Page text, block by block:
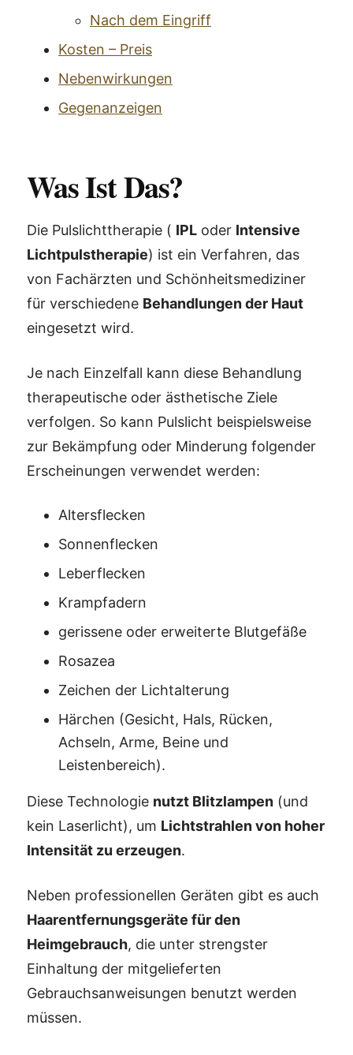
Nach dem Eingriff
Kosten – Preis
Nebenwirkungen
Gegenanzeigen
Was Ist Das?
Die Pulslichttherapie ( IPL oder Intensive
Lichtpulstherapie) ist ein Verfahren, das
von Fachärzten und Schönheitsmediziner
für verschiedene Behandlungen der Haut
eingesetzt wird.
Je nach Einzelfall kann diese Behandlung
therapeutische oder ästhetische Ziele
verfolgen. So kann Pulslicht beispielsweise
zur Bekämpfung oder Minderung folgender
Erscheinungen verwendet werden:
Altersflecken
Sonnenflecken
Leberflecken
Krampfadern
gerissene oder erweiterte Blutgefäße
Rosazea
Zeichen der Lichtalterung
Härchen (Gesicht, Hals, Rücken,
Achseln, Arme, Beine und
Leistenbereich).
Diese Technologie nutzt Blitzlampen (und
kein Laserlicht), um Lichtstrahlen von hoher
Intensität zu erzeugen.
Neben professionellen Geräten gibt es auch
Haarentfernungsgeräte für den
Heimgebrauch, die unter strengster
Einhaltung der mitgelieferten
Gebrauchsanweisungen benutzt werden
müssen.